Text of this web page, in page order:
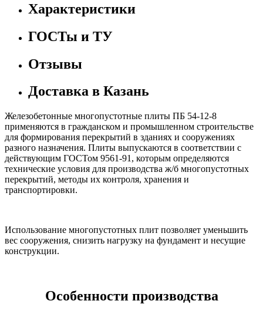
Характеристики
ГОСТы и ТУ
Отзывы
Доставка в Казань
Железобетонные многопустотные плиты ПБ 54-12-8
применяются в гражданском и промышленном строительстве
для формирования перекрытий в зданиях и сооружениях
разного назначения. Плиты выпускаются в соответствии с
действующим ГОСТом 9561-91, которым определяются
технические условия для производства ж/б многопустотных
перекрытий, методы их контроля, хранения и
транспортировки.
Использование многопустотных плит позволяет уменьшить
вес сооружения, снизить нагрузку на фундамент и несущие
конструкции.
Особенности производства